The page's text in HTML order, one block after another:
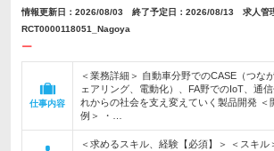
情報更新日：2026/08/03 終了予定日：2026/08/13 求人管
RCT0000118051_Nagoya
ー
仕事内容
＜業務詳細＞ 自動車分野でのCASE（つな
ェアリング、電動化）、FA野でのIoT、通
れからの社会を支え変えていく製品開発 ＜
例＞ ・…
＜求めるスキル、経験【必須】＞ ＜スキル